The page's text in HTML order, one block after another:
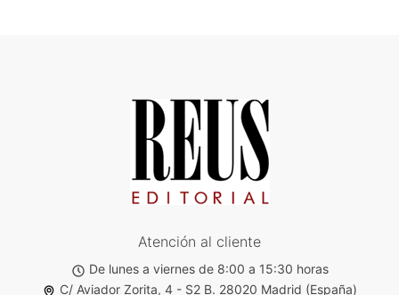
Atención al cliente
De lunes a viernes de 8:00 a 15:30 horas
C/ Aviador Zorita, 4 - S2 B. 28020 Madrid (España)